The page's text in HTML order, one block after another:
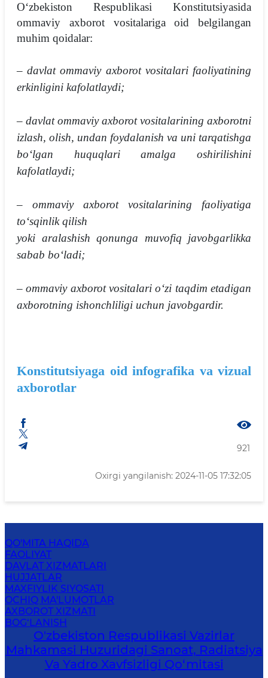
Oʻzbekiston Respublikasi Konstitutsiyasida
ommaviy axborot vositalariga oid belgilangan
muhim qoidalar:
– davlat ommaviy axborot vositalari faoliyatining
erkinligini kafolatlaydi;
– davlat ommaviy axborot vositalarining axborotni
izlash, olish, undan foydalanish va uni tarqatishga
boʻlgan huquqlari amalga oshirilishini
kafolatlaydi;
– ommaviy axborot vositalarining faoliyatiga
toʻsqinlik qilish
yoki aralashish qonunga muvofiq javobgarlikka
sabab boʻladi;
– ommaviy axborot vositalari oʻzi taqdim etadigan
axborotning ishonchliligi uchun javobgardir.
Konstitutsiyaga oid infografika va vizual
axborotlar
921
Oxirgi yangilanish: 2024-11-05 17:32:05
QO'MITA HAQIDA
FAOLIYAT
DAVLAT XIZMATLARI
HUJJATLAR
MAXFIYLIK SIYOSATI
OCHIQ MA'LUMOTLAR
AXBOROT XIZMATI
BOG‘LANISH
O'zbekiston Respublikasi Vazirlar
Mahkamasi Huzuridagi Sanoat, Radiatsiya
Va Yadro Xavfsizligi Qo‘mitasi